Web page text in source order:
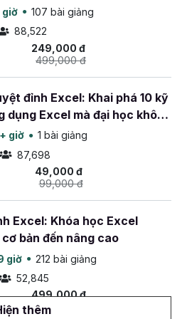
dạy dễ hiểu, cô đọng.
giản, gắn liền và mở rộng nội
để nhanh chóng làm chủ được
nghiệp Powerpoint và tạo
con đường thăng tiến cao hơn!
giờ
107 bài giảng
88,522
249,000 đ
499,000 đ
đỉnh Excel: Khai phá 10 kỹ
dụng Excel mà đại học không
giờ
1 bài giảng
87,698
49,000 đ
99,000 đ
Excel: Khóa học Excel
bản đến nâng cao
giờ
212 bài giảng
52,845
499,000 đ
799,000 đ
thêm